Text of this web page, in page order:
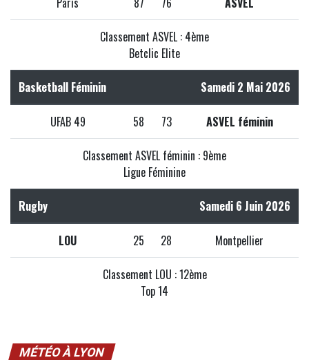
Classement ASVEL : 4ème
Betclic Elite
Basketball Féminin Samedi 2 Mai 2026
UFAB 49 58 73 ASVEL féminin
Classement ASVEL féminin : 9ème
Ligue Féminine
Rugby Samedi 6 Juin 2026
LOU 25 28 Montpellier
Classement LOU : 12ème
Top 14
MÉTÉO À LYON